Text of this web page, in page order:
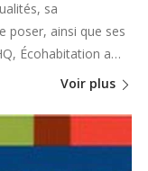
sa
poser, ainsi que ses
Écohabitation a…
Voir plus